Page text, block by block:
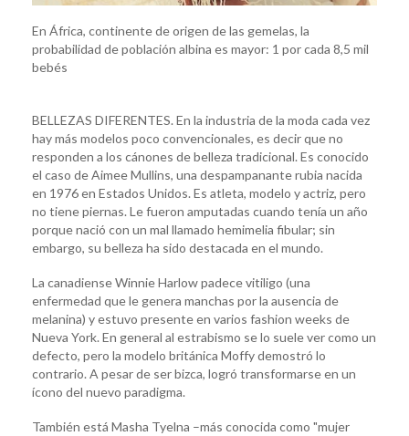
En África, continente de origen de las gemelas, la
probabilidad de población albina es mayor: 1 por cada 8,5 mil
bebés
BELLEZAS DIFERENTES. En la industria de la moda cada vez
hay más modelos poco convencionales, es decir que no
responden a los cánones de belleza tradicional. Es conocido
el caso de Aimee Mullins, una despampanante rubia nacida
en 1976 en Estados Unidos. Es atleta, modelo y actriz, pero
no tiene piernas. Le fueron amputadas cuando tenía un año
porque nació con un mal llamado hemimelia fibular; sin
embargo, su belleza ha sido destacada en el mundo.
La canadiense Winnie Harlow padece vitiligo (una
enfermedad que le genera manchas por la ausencia de
melanina) y estuvo presente en varios fashion weeks de
Nueva York. En general al estrabismo se lo suele ver como un
defecto, pero la modelo británica Moffy demostró lo
contrario. A pesar de ser bizca, logró transformarse en un
ícono del nuevo paradigma.
También está Masha Tyelna –más conocida como "mujer